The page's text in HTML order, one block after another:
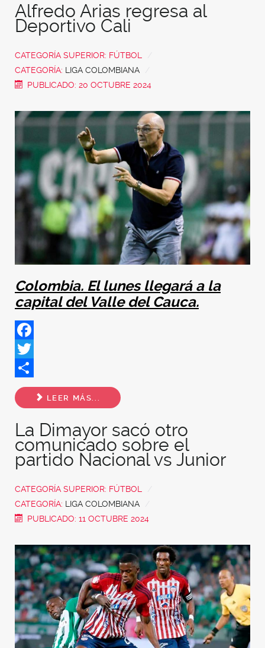
Alfredo Arias regresa al
Deportivo Cali
CATEGORÍA SUPERIOR: FÚTBOL
CATEGORÍA: LIGA COLOMBIANA
PUBLICADO: 20 OCTUBRE 2024
Colombia. El lunes llegará a la
capital del Valle del Cauca.
Facebook
Twitter
Share
LEER MÁS...
La Dimayor sacó otro
comunicado sobre el
partido Nacional vs Junior
CATEGORÍA SUPERIOR: FÚTBOL
CATEGORÍA: LIGA COLOMBIANA
PUBLICADO: 11 OCTUBRE 2024